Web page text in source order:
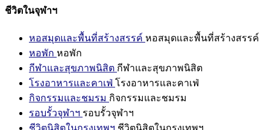
ชีวิตในจุฬาฯ
หอสมุดและพื้นที่สร้างสรรค์ หอสมุดและพื้นที่สร้างสรรค์
หอพัก หอพัก
กีฬาและสุขภาพนิสิต กีฬาและสุขภาพนิสิต
โรงอาหารและคาเฟ่ โรงอาหารและคาเฟ่
กิจกรรมและชมรม กิจกรรมและชมรม
รอบรั้วจุฬาฯ รอบรั้วจุฬาฯ
ชีวิตนิสิตในกรุงเทพฯ ชีวิตนิสิตในกรุงเทพฯ